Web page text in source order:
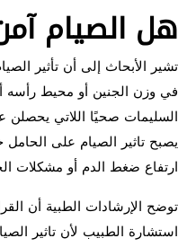
هل الصيام
تشير الأبحاث إلى أن تأثير
في وزن الجنين أو محيط رأسه
السليمات صحيًا اللاتي يحصلن
يصبح تاثير الصيام على
ارتفاع ضغط الدم أو مشكلات
توضح الإرشادات الطبية أن
استشارة الطبيب لأن تاثير